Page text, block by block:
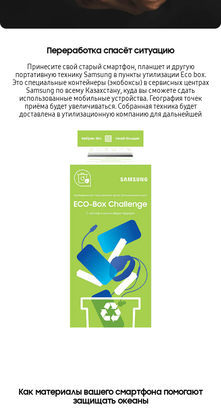
Переработка спасёт ситуацию
Принесите свой старый смартфон, планшет и другую
портативную технику Samsung в пункты утилизации Eco box.
Это специальные контейнеры (экобоксы) в сервисных центрах
Samsung по всему Казахстану, куда вы сможете сдать
использованные мобильные устройства. География точек
приёма будет увеличиваться. Собранная техника будет
доставлена в утилизационную компанию для дальнейшей
Как материалы вашего смартфона помогают
защищать океаны